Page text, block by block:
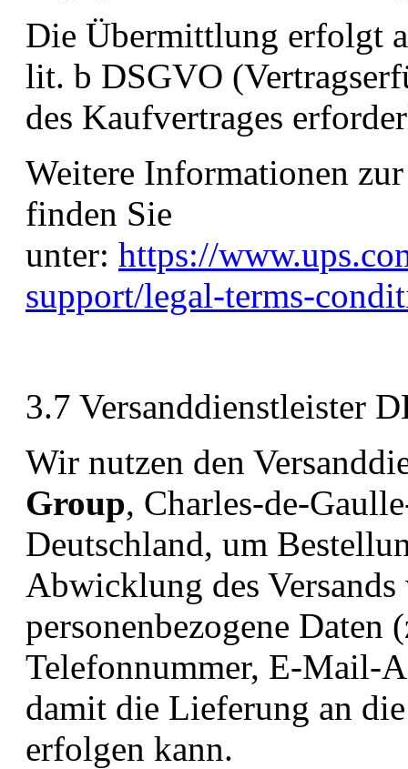
Die Übermittlung erfolgt
lit. b DSGVO
des Kaufvertrages
Weitere Informationen
finden Sie
unter: https://
support/legal-terms-
3.7 Versanddienstleister
Wir nutzen den
Group, Charles-de-
Deutschland, um
Abwicklung des
personenbezogene Daten
Telefonnummer, E-Mail-
damit die Lieferung an
erfolgen kann.